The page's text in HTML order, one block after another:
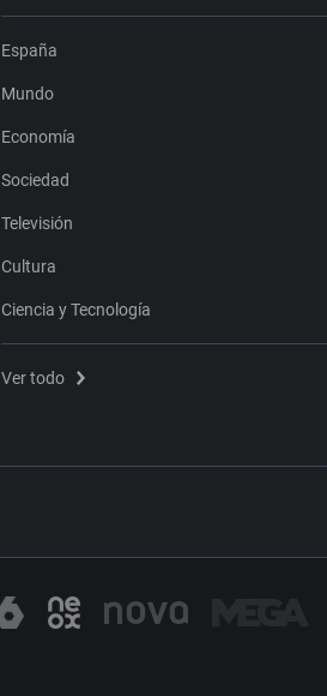
España
Mundo
Economía
Sociedad
Televisión
Cultura
Ciencia y Tecnología
Ver todo